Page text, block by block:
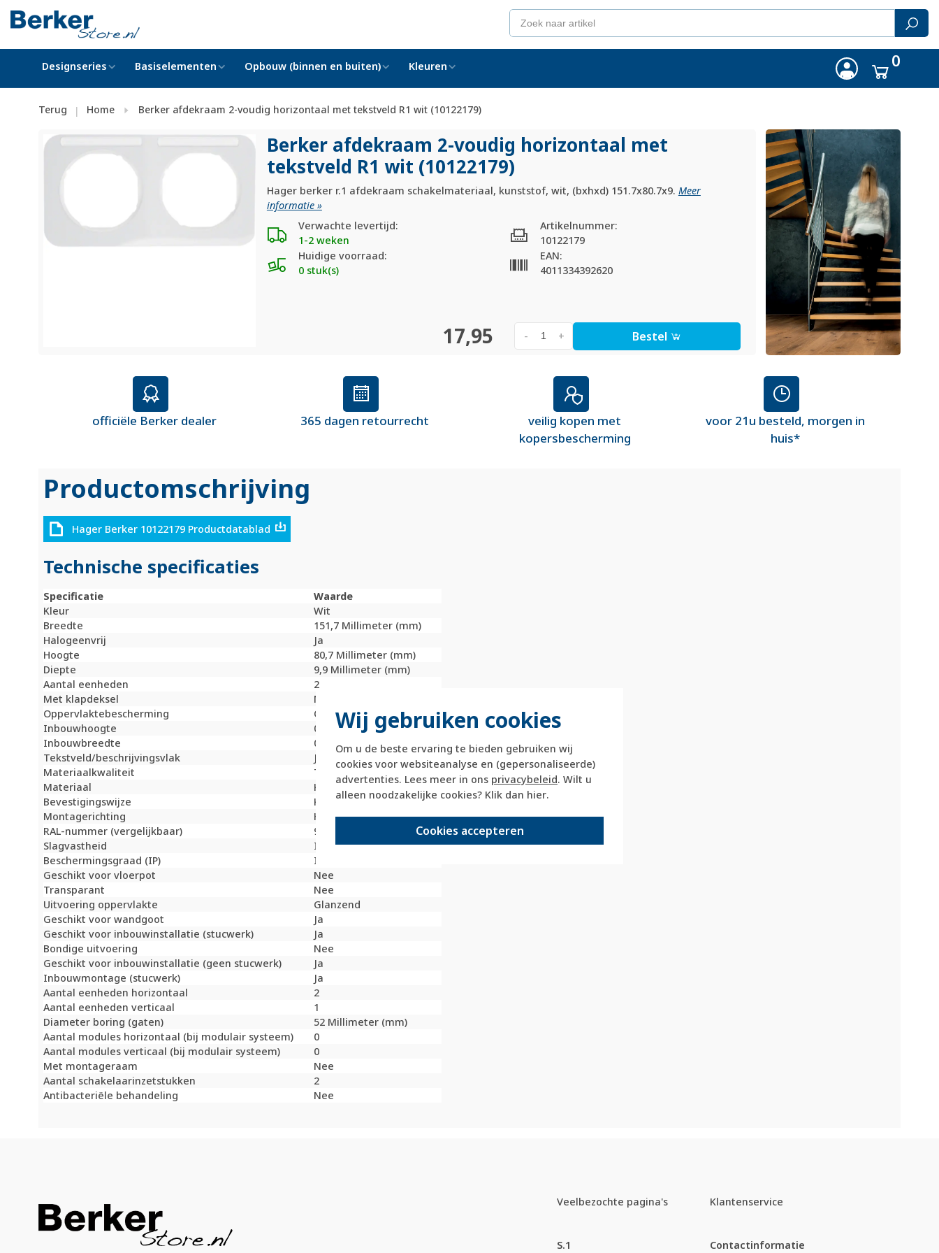
Wij gebruiken cookies
Om u de beste ervaring te bieden gebruiken wij
cookies voor websiteanalyse en (gepersonaliseerde)
advertenties. Lees meer in ons privacybeleid. Wilt u
alleen noodzakelijke cookies? Klik dan hier.
Cookies accepteren
Designseries Basiselementen Opbouw (binnen en buiten) Kleuren 0
Terug | Home Berker afdekraam 2-voudig horizontaal met tekstveld R1 wit (10122179)
Berker afdekraam 2-voudig horizontaal met
tekstveld R1 wit (10122179)
Hager berker r.1 afdekraam schakelmateriaal, kunststof, wit, (bxhxd) 151.7x80.7x9. Meer
informatie »
Verwachte levertijd:
1-2 weken
Huidige voorraad:
0 stuk(s)
Artikelnummer:
10122179
EAN:
4011334392620
17,95 +
- Bestel
officiële Berker dealer 365 dagen retourrecht
veilig kopen met
kopersbescherming
voor 21u besteld, morgen in
huis*
Productomschrijving
Hager Berker 10122179 Productdatablad
Technische specificaties
Specificatie
Waarde
Kleur
Wit
Breedte
151,7 Millimeter (mm)
Halogeenvrij
Ja
Hoogte
80,7 Millimeter (mm)
Diepte
9,9 Millimeter (mm)
Aantal eenheden
2
Met klapdeksel
Nee
Oppervlaktebescherming
Onbehandeld
Inbouwhoogte
0 Millimeter (mm)
Inbouwbreedte
0 Millimeter (mm)
Tekstveld/beschrijvingsvlak
Ja
Materiaalkwaliteit
Thermoplast
Materiaal
Kunststof
Bevestigingswijze
Klembevestiging
Montagerichting
Horizontaal
RAL-nummer (vergelijkbaar)
9010
Slagvastheid
IK05
Beschermingsgraad (IP)
IP20
Geschikt voor vloerpot
Nee
Transparant
Nee
Uitvoering oppervlakte
Glanzend
Geschikt voor wandgoot
Ja
Geschikt voor inbouwinstallatie (stucwerk)
Ja
Bondige uitvoering
Nee
Geschikt voor inbouwinstallatie (geen stucwerk)
Ja
Inbouwmontage (stucwerk)
Ja
Aantal eenheden horizontaal
2
Aantal eenheden verticaal
1
Diameter boring (gaten)
52 Millimeter (mm)
Aantal modules horizontaal (bij modulair systeem)
0
Aantal modules verticaal (bij modulair systeem)
0
Met montageraam
Nee
Aantal schakelaarinzetstukken
2
Antibacteriële behandeling
Nee
Veelbezochte pagina's
S.1
Klantenservice
Contactinformatie